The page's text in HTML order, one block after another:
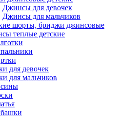
Джинсы для девочек
Джинсы для мальчиков
шорты, бриджи джинсовые
теплые детские
для девочек
для мальчиков